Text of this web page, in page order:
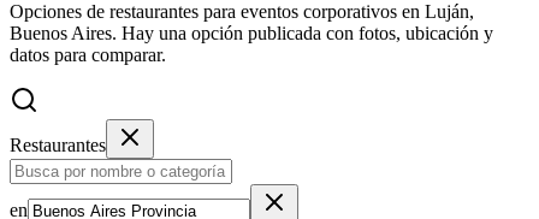
Opciones de restaurantes para eventos corporativos en Luján,
Buenos Aires. Hay una opción publicada con fotos, ubicación y
datos para comparar.
Restaurantes
en